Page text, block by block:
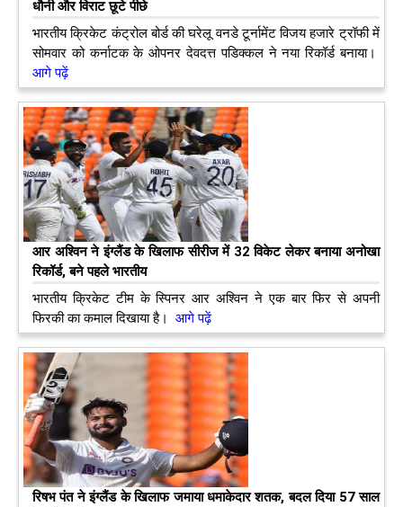
धौनी और विराट छूटे पीछे
भारतीय क्रिकेट कंट्रोल बोर्ड की घरेलू वनडे टूर्नामेंट विजय हजारे ट्रॉफी में
सोमवार को कर्नाटक के ओपनर देवदत्त पडिक्कल ने नया रिकॉर्ड बनाया।
आगे पढ़ें
आर अश्विन ने इंग्लैंड के खिलाफ सीरीज में 32 विकेट लेकर बनाया अनोखा
रिकॉर्ड, बने पहले भारतीय
भारतीय क्रिकेट टीम के स्पिनर आर अश्विन ने एक बार फिर से अपनी
फिरकी का कमाल दिखाया है।
आगे पढ़ें
रिषभ पंत ने इंग्लैंड के खिलाफ जमाया धमाकेदार शतक, बदल दिया 57 साल